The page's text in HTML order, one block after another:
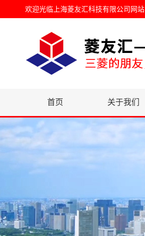
欢迎光临 上海菱友汇科技有限公司网站
首页 关于我们